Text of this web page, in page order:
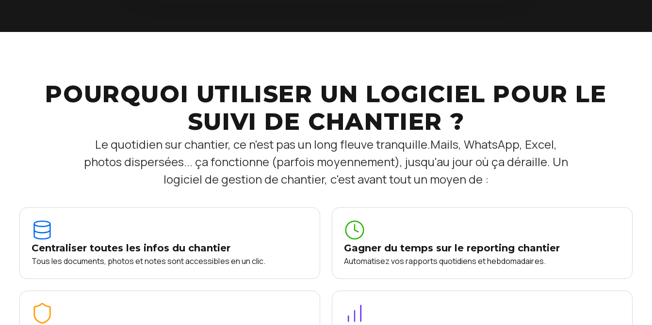
POURQUOI UTILISER UN LOGICIEL POUR LE
SUIVI DE CHANTIER ?
Le quotidien sur chantier, ce n'est pas un long fleuve tranquille.Mails, WhatsApp, Excel,
photos dispersées... ça fonctionne (parfois moyennement), jusqu'au jour où ça déraille. Un
logiciel de gestion de chantier, c'est avant tout un moyen de :
Centraliser toutes les infos du chantier
Tous les documents, photos et notes sont accessibles en un clic.
Gagner du temps sur le reporting chantier
Automatisez vos rapports quotidiens et hebdomadaires.